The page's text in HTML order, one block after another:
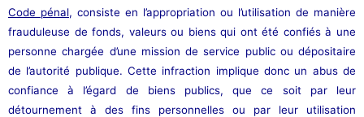
Code pénal, consiste en l’appropriation ou l’utilisation de manière
frauduleuse de fonds, valeurs ou biens qui ont été confiés à une
personne chargée d’une mission de service public ou dépositaire
de l’autorité publique. Cette infraction implique donc un abus de
confiance à l’égard de biens publics, que ce soit par leur
détournement à des fins personnelles ou par leur utilisation